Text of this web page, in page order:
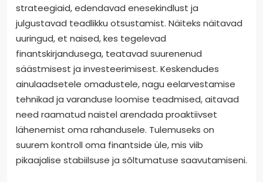
strateegiaid, edendavad enesekindlust ja
julgustavad teadlikku otsustamist. Näiteks näitavad
uuringud, et naised, kes tegelevad
finantskirjandusega, teatavad suurenenud
säästmisest ja investeerimisest. Keskendudes
ainulaadsetele omadustele, nagu eelarvestamise
tehnikad ja varanduse loomise teadmised, aitavad
need raamatud naistel arendada proaktiivset
lähenemist oma rahandusele. Tulemuseks on
suurem kontroll oma finantside üle, mis viib
pikaajalise stabiilsuse ja sõltumatuse saavutamiseni.